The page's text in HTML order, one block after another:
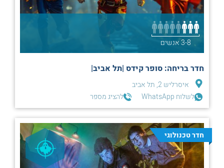
3-8 אנשים
חדר בריחה: סופר קידס |תל אביב|
איסרליש 2, תל אביב
לשלוח WhatsApp
להציג מספר
חדר טכנולוגי